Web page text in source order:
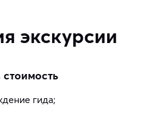
экскурсии
гида;